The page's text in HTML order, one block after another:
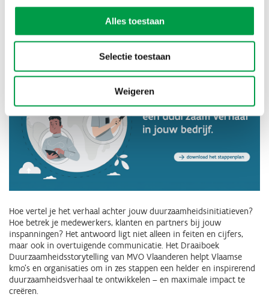
Alles toestaan
Selectie toestaan
Weigeren
Draaiboek duurzaamheidsstorytelling
Hoe vertel je het verhaal achter jouw duurzaamheidsinitiatieven?
Hoe betrek je medewerkers, klanten en partners bij jouw
inspanningen? Het antwoord ligt niet alleen in feiten en cijfers,
maar ook in overtuigende communicatie. Het Draaiboek
Duurzaamheidsstorytelling van MVO Vlaanderen helpt Vlaamse
kmo’s en organisaties om in zes stappen een helder en inspirerend
duurzaamheidsverhaal te ontwikkelen – en maximale impact te
creëren.